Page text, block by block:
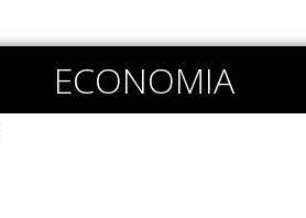
ECONOMIA